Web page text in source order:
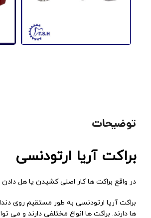
توضیحات
براکت آریا ارتودنسی
در واقع براکت ها کار اصلی کشیدن یا هل دادن
براکت آریا ارتودنسی به طور مستقیم روی
ها دارند. براکت ها انواع مختلفی دارند و می